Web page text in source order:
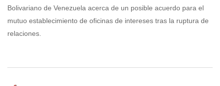
Bolivariano de Venezuela acerca de un posible acuerdo para el
mutuo establecimiento de oficinas de intereses tras la ruptura de
relaciones.